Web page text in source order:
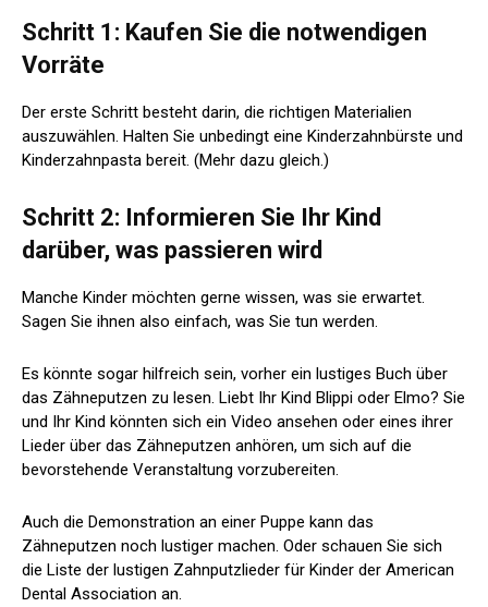
Schritt 1: Kaufen Sie die notwendigen
Vorräte
Der erste Schritt besteht darin, die richtigen Materialien
auszuwählen. Halten Sie unbedingt eine Kinderzahnbürste und
Kinderzahnpasta bereit. (Mehr dazu gleich.)
Schritt 2: Informieren Sie Ihr Kind
darüber, was passieren wird
Manche Kinder möchten gerne wissen, was sie erwartet.
Sagen Sie ihnen also einfach, was Sie tun werden.
Es könnte sogar hilfreich sein, vorher ein lustiges Buch über
das Zähneputzen zu lesen. Liebt Ihr Kind Blippi oder Elmo? Sie
und Ihr Kind könnten sich ein Video ansehen oder eines ihrer
Lieder über das Zähneputzen anhören, um sich auf die
bevorstehende Veranstaltung vorzubereiten.
Auch die Demonstration an einer Puppe kann das
Zähneputzen noch lustiger machen. Oder schauen Sie sich
die Liste der lustigen Zahnputzlieder für Kinder der American
Dental Association an.